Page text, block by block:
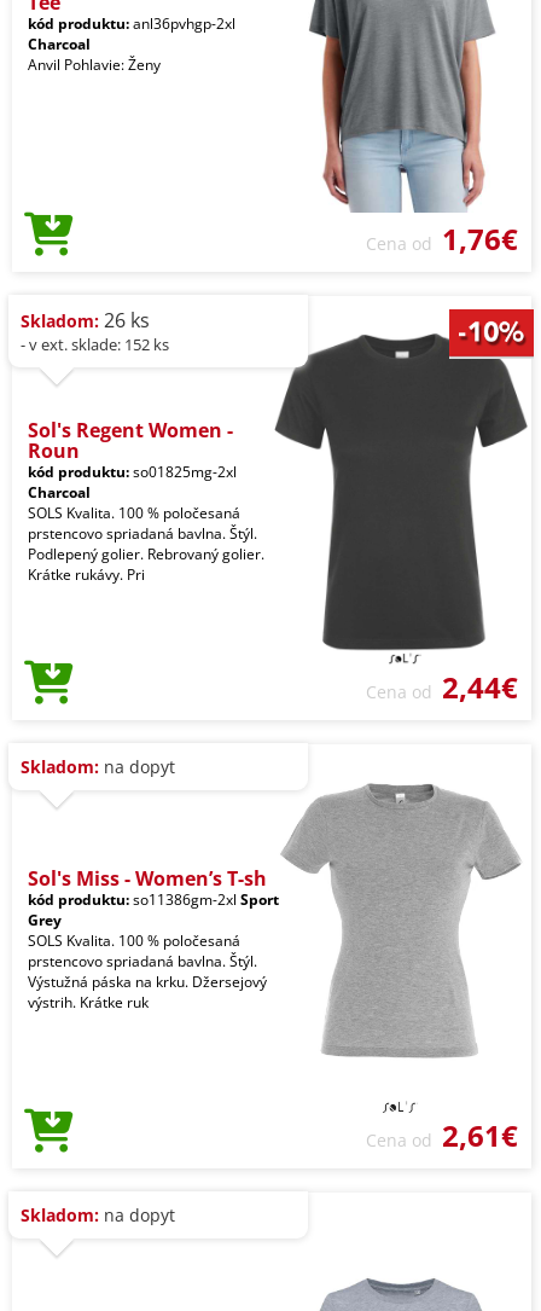
kód produktu:anl36pvhgp-2xl
Charcoal
Anvil Pohlavie: Ženy
Cena od 1,76€
Skladom: 26 ks
- v ext. sklade: 152 ks
Sol's Regent Women -
Roun
kód produktu:so01825mg-2xl
Charcoal
SOLS Kvalita. 100 % poločesaná
prstencovo spriadaná bavlna. Štýl.
Podlepený golier. Rebrovaný golier.
Krátke rukávy. Pri
Cena od 2,44€
Skladom: na dopyt
Sol's Miss - Women’s T-sh
kód produktu:so11386gm-2xl Sport
Grey
SOLS Kvalita. 100 % poločesaná
prstencovo spriadaná bavlna. Štýl.
Výstužná páska na krku. Džersejový
výstrih. Krátke ruk
Cena od 2,61€
Skladom: na dopyt